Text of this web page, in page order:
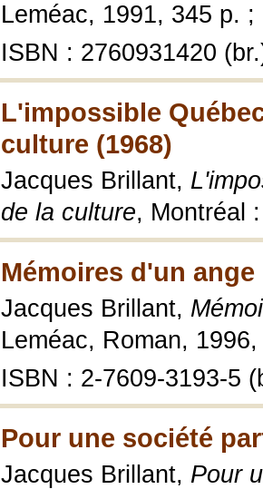
Leméac, 1991, 345 p. ;
ISBN : 2760931420
L'impossible
culture (1968)
Jacques Brillant,
de la culture, Montréal
Mémoires d'un ange
Jacques Brillant,
Leméac, Roman,
ISBN : 2-7609-3193-5
Pour une société
Jacques Brillant, Pour